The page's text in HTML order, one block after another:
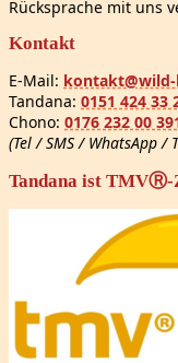
Rücksprache mit uns
Kontakt
E-Mail:
Tandana: 0151 424 33
Chono: 0176 232 00
(Tel / SMS / WhatsApp /
Tandana ist